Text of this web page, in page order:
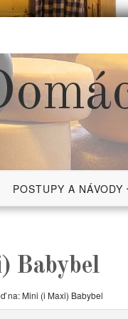
POSTUPY A NÁVODY
Babybel
na: Mini (i Maxi) Babybel